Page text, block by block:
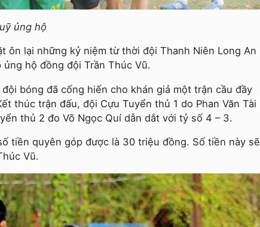
ủng hộ
ôn lại những kỷ niệm từ thời đội Thanh Niên Long An
hộ đồng đội Trần Thúc Vũ.
bóng đã cống hiến cho khán giả một trận cầu đầy
thúc trận đấu, đội Cựu Tuyển thủ 1 do Phan Văn Tài
thủ 2 đo Võ Ngọc Quí dẫn dắt với tỷ số 4 – 3.
tiền quyên góp được là 30 triệu đồng. Số tiền này sẽ
Vũ.